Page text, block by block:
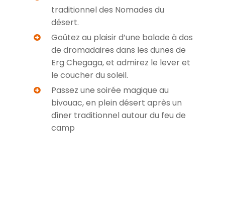
traditionnel des Nomades du
désert.
Goûtez au plaisir d’une balade à dos
de dromadaires dans les dunes de
Erg Chegaga, et admirez le lever et
le coucher du soleil.
Passez une soirée magique au
bivouac, en plein désert après un
dîner traditionnel autour du feu de
camp